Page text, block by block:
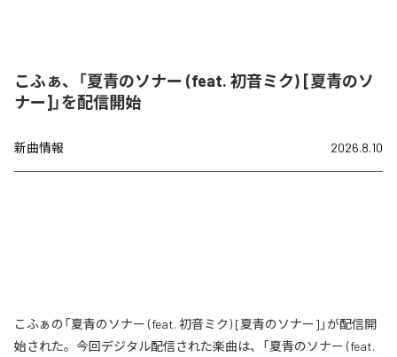
こふぁ、「夏青のソナー (feat. 初音ミク) [夏青のソ
ナー]」を配信開始
新曲情報 2026.8.10
こふぁの「夏青のソナー (feat. 初音ミク) [夏青のソナー]」が配信開
始された。今回デジタル配信された楽曲は、「夏青のソナー (feat.